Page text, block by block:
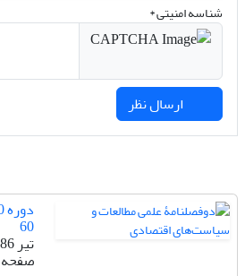
شناسه امنیتی *
60
تیر 1386
صفحه